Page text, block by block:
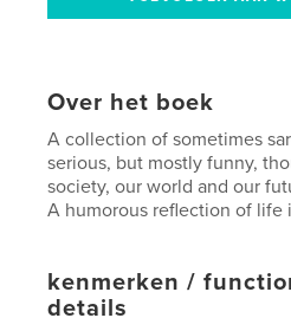
Over het boek
A collection of sometimes
serious, but mostly funny,
society, our world and our
A humorous reflection of life
kenmerken /
details